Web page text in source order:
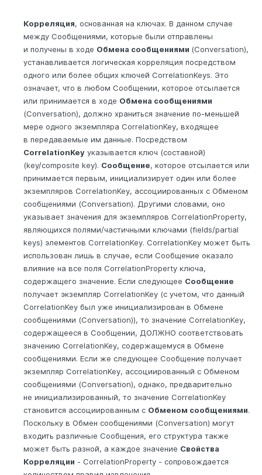
Корреляция, основанная на ключах. В данном случае
между Сообщениями, которые были отправлены
и получены в ходе Обмена сообщениями (Conversation),
устанавливается логическая корреляция посредством
одного или более общих ключей CorrelationKeys. Это
означает, что в любом Сообщении, которое отсылается
или принимается в ходе Обмена сообщениями
(Conversation), должно храниться значение по-меньшей
мере одного экземпляра CorrelationKey, входящее
в передаваемые им данные. Посредством
CorrelationKey указывается ключ (составной)
(key/composite key). Сообщение, которое отсылается или
принимается первым, инициализирует один или более
экземпляров CorrelationKey, ассоциированных с Обменом
сообщениями (Conversation). Другими словами, оно
указывает значения для экземпляров CorrelationProperty,
являющихся полями/частичными ключами (fields/partial
keys) элементов CorrelationKey. CorrelationKey может быть
использован лишь в случае, если Сообщение оказало
влияние на все поля CorrelationProperty ключа,
содержащего значение. Если следующее Сообщение
получает экземпляр CorrelationKey (с учетом, что данный
CorrelationKey был уже инициализирован в Обмене
сообщениями (Conversation)), то значение CorrelationKey,
содержащееся в Сообщении, ДОЛЖНО соответствовать
значению CorrelationKey, содержащемуся в Обмене
сообщениями. Если же следующее Сообщение получает
экземпляр CorrelationKey, ассоциированный с Обменом
сообщениями (Conversation), однако, предварительно
не инициализированный, то значение CorrelationKey
становится ассоциированным с Обменом сообщениями.
Поскольку в Обмен сообщениями (Conversation) могут
входить различные Сообщения, его структура также
может быть разной, а каждое значение Свойства
Корреляции - CorrelationProperty - сопровождается